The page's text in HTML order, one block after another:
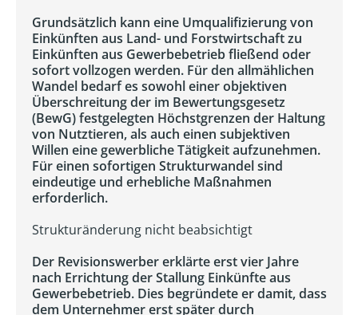
Grundsätzlich kann eine Umqualifizierung von
Einkünften aus Land- und Forstwirtschaft zu
Einkünften aus Gewerbebetrieb fließend oder
sofort vollzogen werden. Für den allmählichen
Wandel bedarf es sowohl einer objektiven
Überschreitung der im Bewertungsgesetz
(BewG) festgelegten Höchstgrenzen der Haltung
von Nutztieren, als auch einen subjektiven
Willen eine gewerbliche Tätigkeit aufzunehmen.
Für einen sofortigen Strukturwandel sind
eindeutige und erhebliche Maßnahmen
erforderlich.
Strukturänderung nicht beabsichtigt
Der Revisionswerber erklärte erst vier Jahre
nach Errichtung der Stallung Einkünfte aus
Gewerbebetrieb. Dies begründete er damit, dass
dem Unternehmer erst später durch